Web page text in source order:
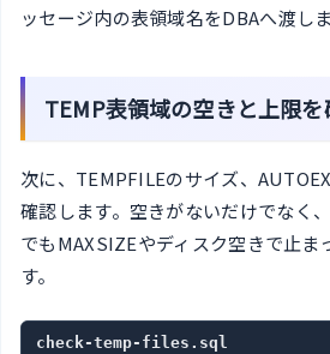
ッセージ内の表領域名をDBAへ渡しま
TEMP表領域の空きと上限を
次に、TEMPFILEのサイズ、
確認します。空きがないだけでなく
でもMAXSIZEやディスク空きで止ま
す。
check-temp-files.sql